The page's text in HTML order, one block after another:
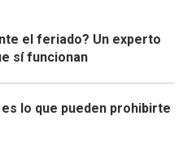
el feriado? Un experto
sí funcionan
lo que pueden prohibirte